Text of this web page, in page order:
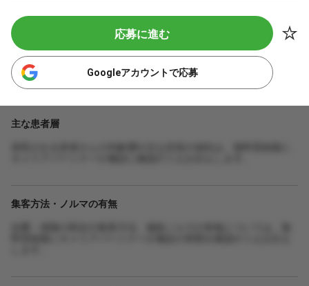
応募に進む
Googleアカウントで応募
主な患者層
集客方法・ノルマの有無